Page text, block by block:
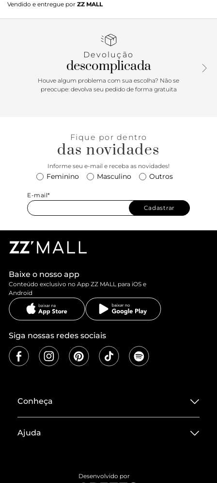
décadas e fica ainda mais incrível nessa versão mini com o
couro em textura tramada. Compacta e estruturada, essa
removível. Tem fechamento por lapela central com botão e
sofisticada e estilosa para usar com tudo! Comprimento da
alça tiracolo: 55cm | Largura da alça tiracolo: 2,5cm;
Comprimento da alça de mão: 9cm | Largura da alça de
mão: 1,5cm.
Vendido e entregue por ZZ MALL
Devolução
descomplicada
Houve algum problema com sua escolha? Não se
preocupe: devolva seu pedido de forma gratuita
Fique por dentro
das novidades
Informe seu e-mail e receba as novidades!
Feminino Masculino Outros
E-mail*
Cadastrar
Baixe o nosso app
Conteúdo exclusivo no App ZZ MALL para iOS e
Android
Siga nossas redes sociais
Conheça
Termos de Uso
Ajuda
Desenvolvido por